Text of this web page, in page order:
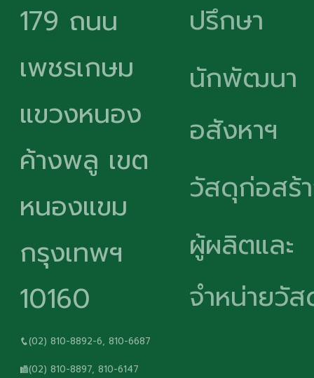
179 ถนน
เพชรเกษม
แขวงหนอง
ค้างพลู เขต
หนองแขม
กรุงเทพฯ
10160
(02) 810-8892-6, 810-6687
(02) 810-8897, 810-6147
ปรึกษา
นักพัฒนา
อสังหาฯ
วัสดุก่อสร้
ผู้ผลิตและ
จำหน่ายวั